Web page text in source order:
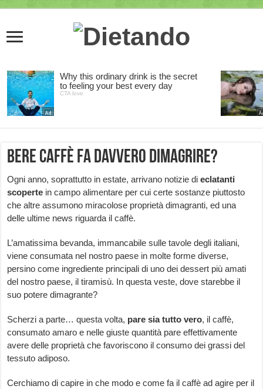
Bere caffè fa davvero dimagrire?
Ogni anno, soprattutto in estate, arrivano notizie dieclatanti
scoperte in campo alimentare per cui certe sostanze piuttosto
che altre assumono miracolose proprietà dimagranti, ed una
delle ultime news riguarda il caffè.
L’amatissima bevanda, immancabile sulle tavole degli italiani,
viene consumata nel nostro paese in molte forme diverse,
persino come ingrediente principali di uno dei dessert più amati
del nostro paese, il tiramisù. In questa veste, dove starebbe il
suo potere dimagrante?
Scherzi a parte… questa volta, pare sia tutto vero, il caffè,
consumato amaro e nelle giuste quantità pare effettivamente
avere delle proprietà che favoriscono il consumo dei grassi del
tessuto adiposo.
Cerchiamo di capire in che modo e come fa il caffè ad agire per il